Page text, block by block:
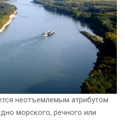
неотъемлемым атрибутом
морского, речного или